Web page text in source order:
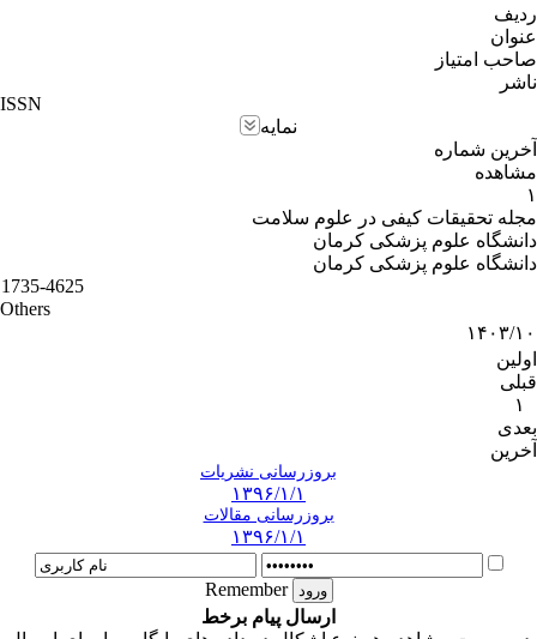
ردیف
عنوان
صاحب امتیاز
ناشر
ISSN
نمایه
آخرین شماره
مشاهده
۱
مجله تحقیقات کیفی در علوم سلامت
دانشگاه علوم پزشکی کرمان
دانشگاه علوم پزشکی کرمان
1735-4625
Others
۱۴۰۳/۱۰
اولین
قبلی
۱
بعدی
آخرین
بروزرسانی نشریات
۱۳۹۶/۱/۱
بروزرسانی مقالات
۱۳۹۶/۱/۱
Remember
ارسال پیام برخط